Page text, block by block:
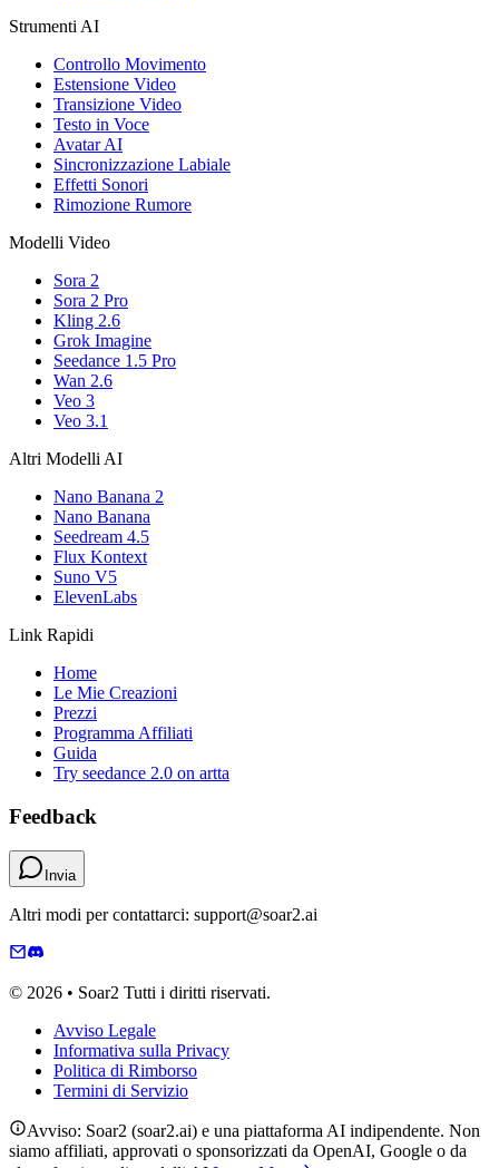
Strumenti AI
Controllo Movimento
Estensione Video
Transizione Video
Testo in Voce
Avatar AI
Sincronizzazione Labiale
Effetti Sonori
Rimozione Rumore
Modelli Video
Sora 2
Sora 2 Pro
Kling 2.6
Grok Imagine
Seedance 1.5 Pro
Wan 2.6
Veo 3
Veo 3.1
Altri Modelli AI
Nano Banana 2
Nano Banana
Seedream 4.5
Flux Kontext
Suno V5
ElevenLabs
Link Rapidi
Home
Le Mie Creazioni
Prezzi
Programma Affiliati
Guida
Try seedance 2.0 on artta
Feedback
Invia
Altri modi per contattarci: support@soar2.ai
© 2026 • Soar2 Tutti i diritti riservati.
Avviso Legale
Informativa sulla Privacy
Politica di Rimborso
Termini di Servizio
Avviso: Soar2 (soar2.ai) e una piattaforma AI indipendente. Non
siamo affiliati, approvati o sponsorizzati da OpenAI, Google o da